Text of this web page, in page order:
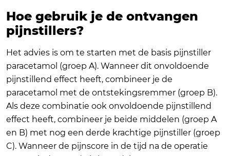
Hoe gebruik je de ontvangen
pijnstillers?
Het advies is om te starten met de basis pijnstiller
paracetamol (groep A). Wanneer dit onvoldoende
pijnstillend effect heeft, combineer je de
paracetamol met de ontstekingsremmer (groep B).
Als deze combinatie ook onvoldoende pijnstillend
effect heeft, combineer je beide middelen (groep A
en B) met nog een derde krachtige pijnstiller (groep
C). Wanneer de pijnscore in de tijd na de operatie